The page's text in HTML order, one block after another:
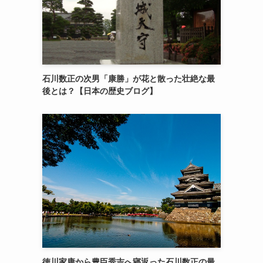
石川数正の次男「康勝」が花と散った壮絶な最
後とは？【日本の歴史ブログ】